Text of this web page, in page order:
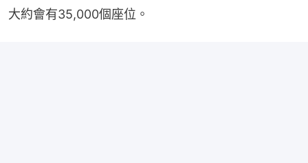
大約會有35,000個座位。